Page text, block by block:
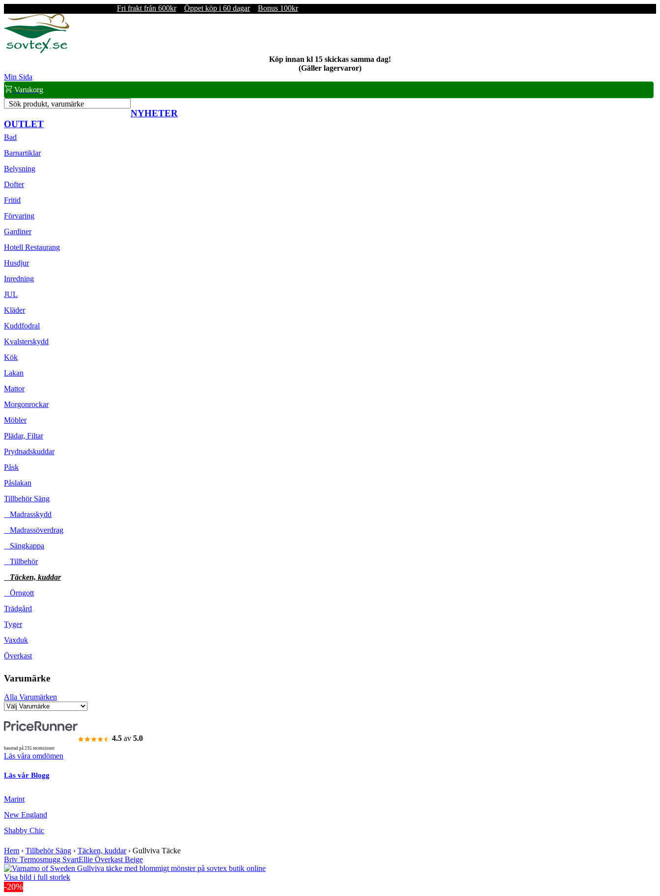
Fri frakt från 600kr Öppet köp i 60 dagar Bonus 100kr
Köp innan kl 15 skickas samma dag!
(Gäller lagervaror)
Min Sida
Varukorg
Sök produkt, varumärke
NYHETER
OUTLET
Bad
Barnartiklar
Belysning
Dofter
Fritid
Förvaring
Gardiner
Hotell Restaurang
Husdjur
Inredning
JUL
Kläder
Kuddfodral
Kvalsterskydd
Kök
Lakan
Mattor
Morgonrockar
Möbler
Plädar, Filtar
Prydnadskuddar
Påsk
Påslakan
Tillbehör Säng
Madrasskydd
Madrassöverdrag
Sängkappa
Tillbehör
Täcken, kuddar
Örngott
Trädgård
Tyger
Vaxduk
Överkast
Varumärke
Alla Varumärken
4.5 av 5.0
baserad på 235 recensioner
Läs våra omdömen
Läs vår Blogg
Marint
New England
Shabby Chic
Hem › Tillbehör Säng › Täcken, kuddar› Gullviva Täcke
Briv Termosmugg SvartEllie Överkast Beige
Visa bild i full storlek
-20%